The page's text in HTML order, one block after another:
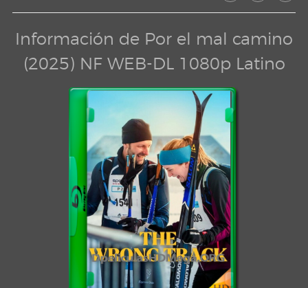
Información de Por el mal camino
(2025) NF WEB-DL 1080p Latino